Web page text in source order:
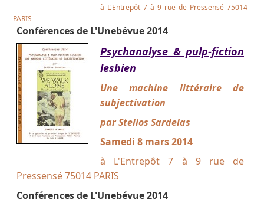
à L'Entrepôt 7 à 9 rue de Pressensé 75014
PARIS
Conférences de L'Unebévue 2014
Psychanalyse & pulp-fiction
lesbien
Une machine littéraire de
subjectivation
par Stelios Sardelas
Samedi 8 mars 2014
à L'Entrepôt 7 à 9 rue de
Pressensé 75014 PARIS
Conférences de L'Unebévue 2014